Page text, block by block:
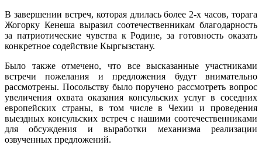
В завершении встреч, которая длилась более 2-х часов, торага
Жогорку Кенеша выразил соотечественникам благодарность
за патриотические чувства к Родине, за готовность оказать
конкретное содействие Кыргызстану.
Было также отмечено, что все высказанные участниками
встречи пожелания и предложения будут внимательно
рассмотрены. Посольству было поручено рассмотреть вопрос
увеличения охвата оказания консульских услуг в соседних
европейских страны, в том числе в Чехии и проведения
выездных консульских встреч с нашими соотечественниками
для обсуждения и выработки механизма реализации
озвученных предложений.